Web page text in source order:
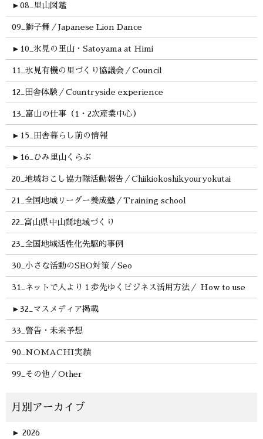
► 08_里山図鑑
09_獅子舞／Japanese Lion Dance
► 10_氷見の里山・Satoyama at Himi
11_氷見有機の里づくり協議会／Council
12_田舎体験／Countryside experience
13_富山の仕事（1・2次産業中心）
► 15_田舎暮らし前の情報
► 16_ひみ里山くらぶ
20_地域おこし協力隊活動報告／Chiikiokoshikyouryokutai
21_全国地域リーダー養成塾／Training school
22_富山県中山間地域づくり
23_全国地域活性化先駆的事例
30_小さな活動のSEO対策／Seo
31_ネットで人より１歩先ゆくビジネス活用方法／ How to use
► 32_マスメディア掲載
33_警告・未来予想
90_NOMACHI実績
99_その他／Other
► 2026